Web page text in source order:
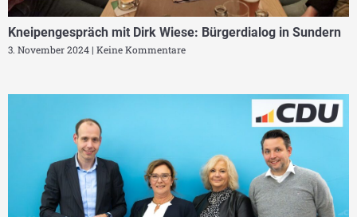
Kneipengespräch mit Dirk Wiese: Bürgerdialog in Sundern
3. November 2024 Keine Kommentare